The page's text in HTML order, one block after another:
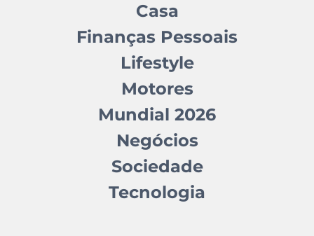
Casa
Finanças Pessoais
Lifestyle
Motores
Mundial 2026
Negócios
Sociedade
Tecnologia